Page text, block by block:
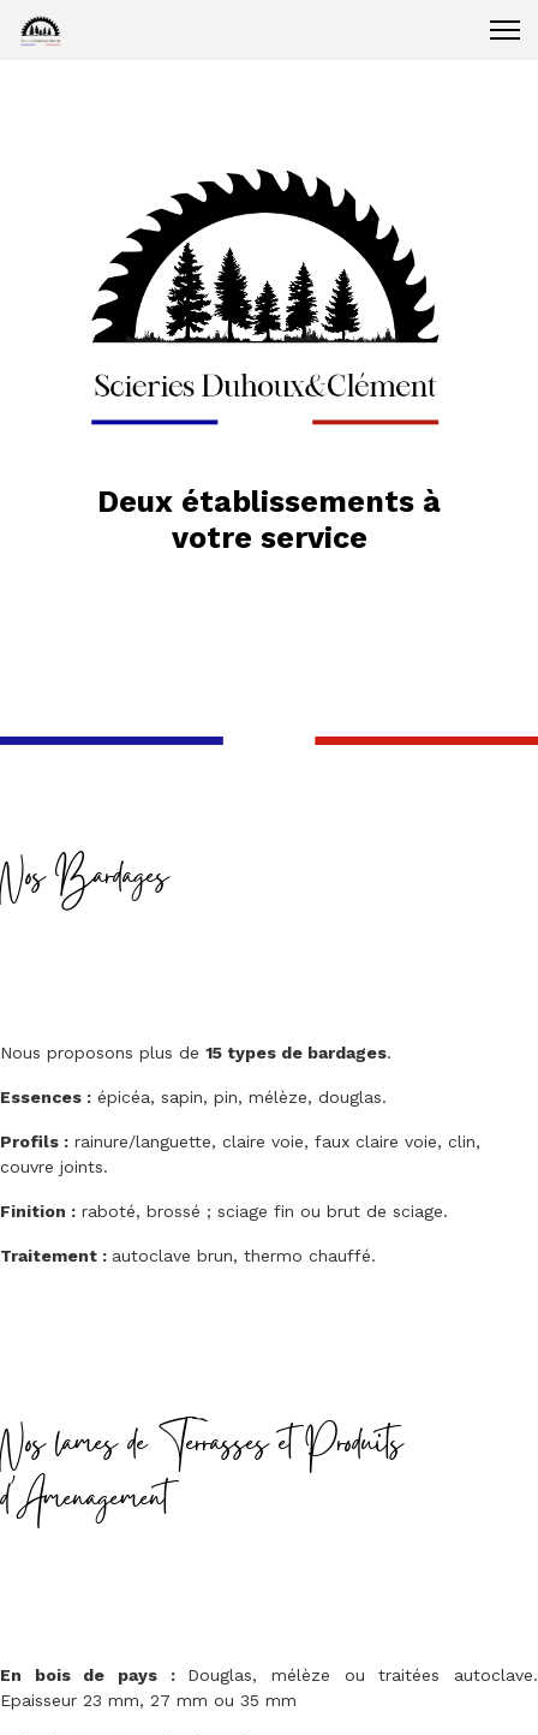
Deux établissements à
votre service
Nos Bardages
Nous proposons plus de 15 types de bardages.
Essences : épicéa, sapin, pin, mélèze, douglas.
Profils : rainure/languette, claire voie, faux claire voie, clin,
couvre joints.
Finition : raboté, brossé ; sciage fin ou brut de sciage.
Traitement : autoclave brun, thermo chauffé.
Nos lames de Terrasses et Produits
d'Amenagement
En bois de pays : Douglas, mélèze ou traitées autoclave.
Epaisseur 23 mm, 27 mm ou 35 mm